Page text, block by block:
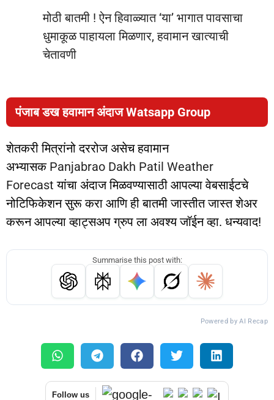
मोठी बातमी ! ऐन हिवाळ्यात ‘या’ भागात पावसाचा
धुमाकूळ पाहायला मिळणार, हवामान खात्याची
चेतावणी
पंजाब डख हवामान अंदाज Watsapp Group
शेतकरी मित्रांनो दररोज असेच हवामान
अभ्यासक Panjabrao Dakh Patil Weather
Forecastयांचा अंदाज मिळवण्यासाठी आपल्या वेबसाईटचे
नोटिफिकेशन सुरू करा आणि ही बातमी जास्तीत जास्त शेअर
करून आपल्या व्हाट्सअप ग्रुप ला अवश्य जॉईन व्हा. धन्यवाद!
Summarise this post with:
Powered by AI Recap
Follow us